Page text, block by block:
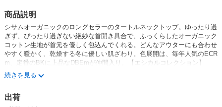
商品説明
シサムオーガニックのロングセラーのタートルネックトップ。ゆったり過
ぎず、ぴったり過ぎない絶妙な首開き具合で、ふっくらしたオーガニック
コットン生地が首元を優しく包込んでくれる。どんなアウターにも合わせ
やすく暖かく、乾燥する冬に優しい肌ざわり。色展開は、毎年人気のECR
m、定番のBKに上品なDBEmが仲間入り。【エシカルコレクション】
【フェアトレード】【オーガニックコットン】
シサム工房は、
続きを見る
出荷